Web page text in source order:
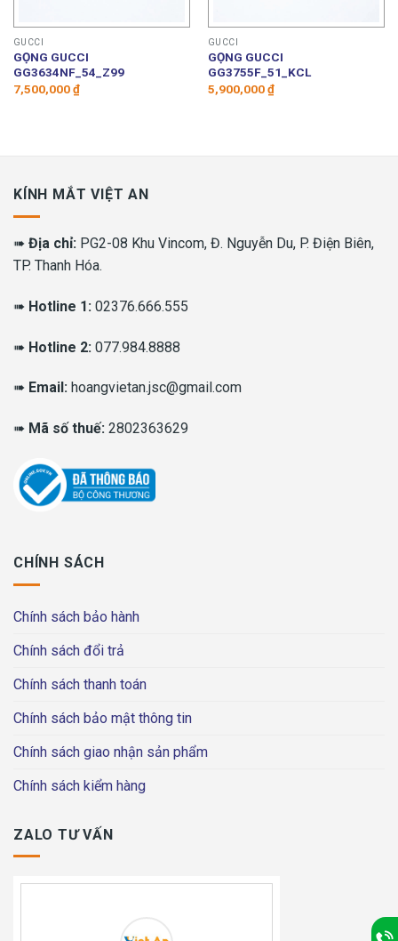
GUCCI
GỌNG GUCCI
GG3634NF_54_Z99
7,500,000₫
GUCCI
GỌNG GUCCI
GG3755F_51_KCL
5,900,000₫
KÍNH MẮT VIỆT AN
➠ Địa chỉ: PG2-08 Khu Vincom, Đ. Nguyễn Du, P. Điện Biên,
TP. Thanh Hóa.
➠ Hotline 1: 02376.666.555
➠ Hotline 2: 077.984.8888
➠ Email: hoangvietan.jsc@gmail.com
➠ Mã số thuế: 2802363629
CHÍNH SÁCH
Chính sách bảo hành
Chính sách đổi trả
Chính sách thanh toán
Chính sách bảo mật thông tin
Chính sách giao nhận sản phẩm
Chính sách kiểm hàng
ZALO TƯ VẤN